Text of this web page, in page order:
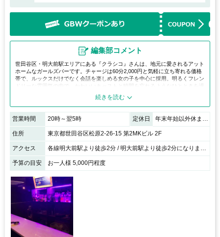
編集部コメント
世田谷区・明大前駅エリアにある『クラシコ』さんは、地元に愛されるアット
ホームなガールズバーです。チャージは60分2,000円と気軽に立ち寄れる価格
帯で、ルックスだけでなく会話を楽しめる女の子を中心に採用。明るくフレン
ドリーな雰囲気の中で、かわいいキャストと時間を忘れるようなひとときを過
ごせます。肩の力を抜いて楽しみたい方におすすめです。
営業時間 20時～翌5時 定休日 年末年始以外休まず元気に営業中です！
住所 東京都世田谷区松原2-26-15 第2MKビル 2F
アクセス 各線明大前駅より徒歩2分 / 明大前駅より徒歩2分になります。 ローソンのはす向かい１階が整骨院のビルの2Fです、入り口は奥なので少し分かり難いです(+_+)
予算の目安 お一人様 5,000円程度